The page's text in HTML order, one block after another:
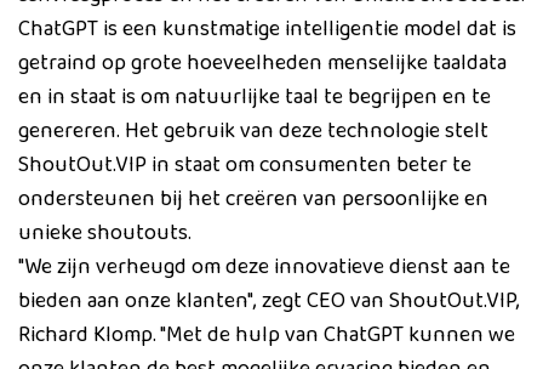
ChatGPT is een kunstmatige intelligentie model dat is
getraind op grote hoeveelheden menselijke taaldata
en in staat is om natuurlijke taal te begrijpen en te
genereren. Het gebruik van deze technologie stelt
ShoutOut.VIP in staat om consumenten beter te
ondersteunen bij het creëren van persoonlijke en
unieke shoutouts.
"We zijn verheugd om deze innovatieve dienst aan te
bieden aan onze klanten", zegt CEO van ShoutOut.VIP,
Richard Klomp. "Met de hulp van ChatGPT kunnen we